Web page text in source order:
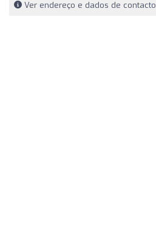
Ver endereço e dados de contacto